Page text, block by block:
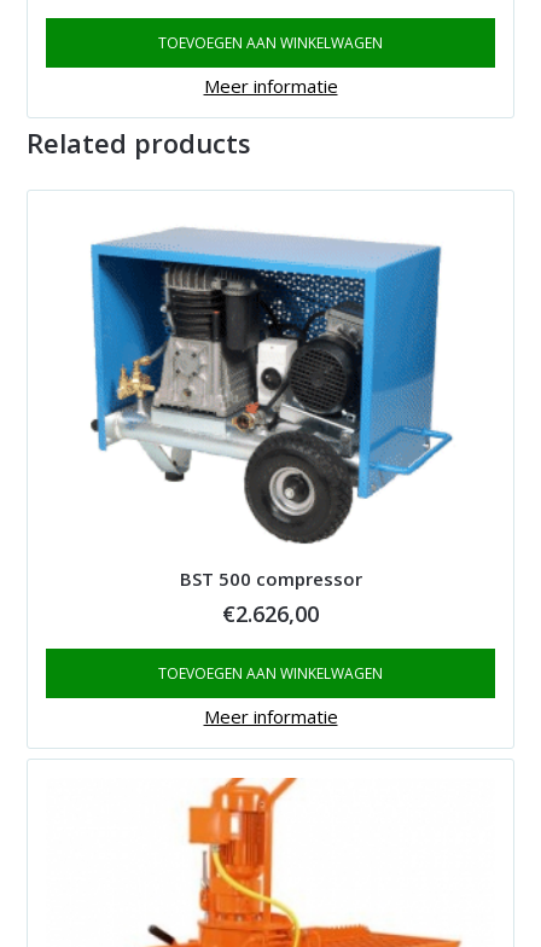
price
was:
€5.295,00.
price
is:
TOEVOEGEN AAN WINKELWAGEN
Meer informatie
Related products
BST 500 compressor
€2.626,00
TOEVOEGEN AAN WINKELWAGEN
Meer informatie